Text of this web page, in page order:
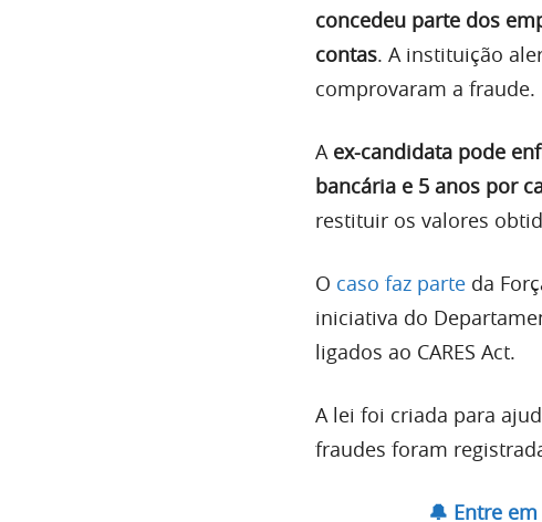
concedeu parte dos
contas. A instituição
comprovaram a fraude.
A ex-candidata pode
bancária e 5 anos por
restituir os valores
O caso faz parte da
iniciativa do
ligados ao CARES Act.
A lei foi criada para
fraudes foram
🔔 Entre